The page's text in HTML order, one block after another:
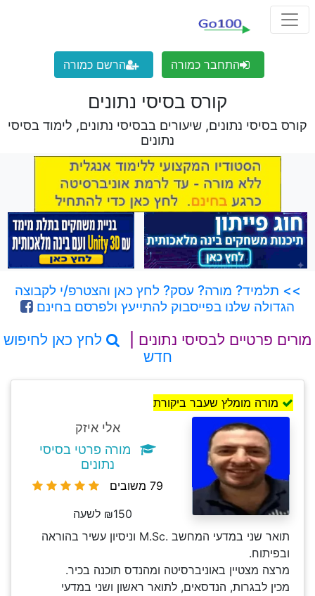
התחבר כמורה הרשם כמורה
קורס בסיסי נתונים
קורס בסיסי נתונים, שיעורים בבסיסי נתונים, לימוד בסיסי
נתונים
>> תלמיד? מורה? עסק? לחץ כאן והצטרפ/י לקבוצה
הגדולה שלנו בפייסבוק להתייעץ ולפרסם בחינם
מורים פרטיים לבסיסי נתונים |
לחץ כאן לחיפוש
חדש
מורה מומלץ שעבר ביקורת
אלי איזק
מורה פרטי בסיסי
נתונים
79 משובים
₪150 לשעה
תואר שני במדעי המחשב .M.Sc וניסיון עשיר בהוראה
ובפיתוח.
מרצה מצטיין באוניברסיטה ומהנדס תוכנה בכיר.
מכין לבגרות, הנדסאים, לתואר ראשון ושני במדעי